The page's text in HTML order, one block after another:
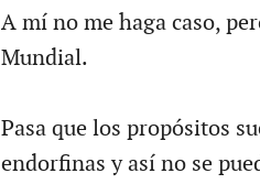
A mí no me haga caso,
Mundial.
Pasa que los propósitos
endorfinas y así no se